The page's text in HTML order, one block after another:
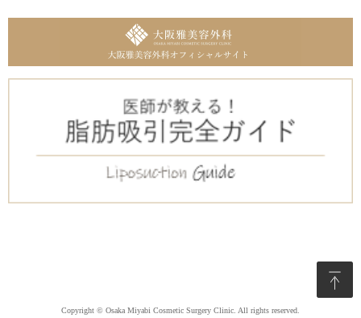
Copyright © Osaka Miyabi Cosmetic Surgery Clinic. All rights reserved.